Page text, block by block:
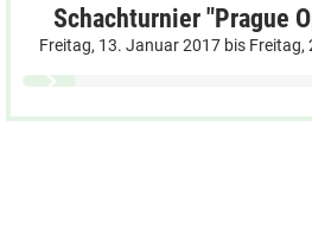
Schachturnier "Prague
Freitag, 13. Januar 2017bis Freitag,